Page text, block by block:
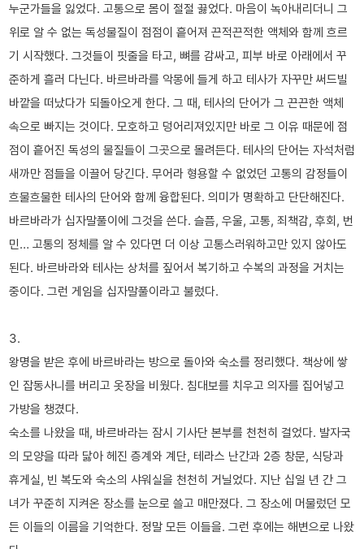
누군가들을 잃었다. 고통으로 몸이 절절 끓었다. 마음이 녹아내리더니 그
위로 알 수 없는 독성물질이 점점이 흩어져 끈적끈적한 액체와 함께 흐르
기 시작했다. 그것들이 핏줄을 타고, 뼈를 감싸고, 피부 바로 아래에서 꾸
준하게 흘러 다닌다. 바르바라를 악몽에 들게 하고 테사가 자꾸만 써드빌
바깥을 떠났다가 되돌아오게 한다. 그 때, 테사의 단어가 그 끈끈한 액체
속으로 빠지는 것이다. 모호하고 덩어리져있지만 바로 그 이유 때문에 점
점이 흩어진 독성의 물질들이 그곳으로 몰려든다. 테사의 단어는 자석처럼
새까만 점들을 이끌어 당긴다. 무어라 형용할 수 없었던 고통의 감정들이
흐물흐물한 테사의 단어와 함께 융합된다. 의미가 명확하고 단단해진다.
바르바라가 십자말풀이에 그것을 쓴다. 슬픔, 우울, 고통, 죄책감, 후회, 번
민… 고통의 정체를 알 수 있다면 더 이상 고통스러워하고만 있지 않아도
된다. 바르바라와 테사는 상처를 짚어서 복기하고 수복의 과정을 거치는
중이다. 그런 게임을 십자말풀이라고 불렀다.
3.
왕명을 받은 후에 바르바라는 방으로 돌아와 숙소를 정리했다. 책상에 쌓
인 잡동사니를 버리고 옷장을 비웠다. 침대보를 치우고 의자를 집어넣고
가방을 챙겼다.
숙소를 나왔을 때, 바르바라는 잠시 기사단 본부를 천천히 걸었다. 발자국
의 모양을 따라 닳아 헤진 층계와 계단, 테라스 난간과 2층 창문, 식당과
휴게실, 빈 복도와 숙소의 샤워실을 천천히 거닐었다. 지난 십일 년 간 그
녀가 꾸준히 지켜온 장소를 눈으로 쓸고 매만졌다. 그 장소에 머물렀던 모
든 이들의 이름을 기억한다. 정말 모든 이들을. 그런 후에는 해변으로 나왔